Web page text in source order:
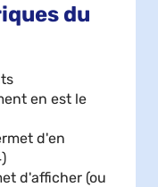
du
en est le
d'en
d'afficher (ou